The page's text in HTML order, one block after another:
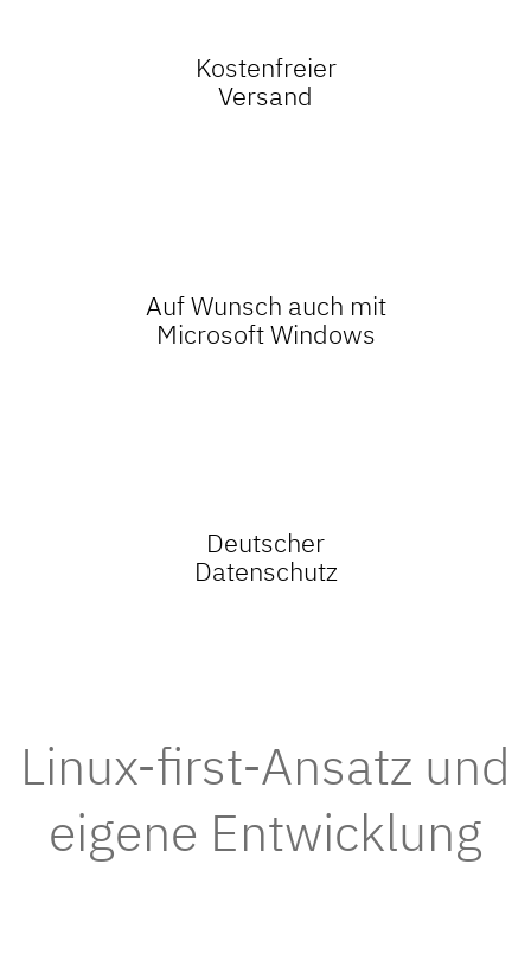
Kostenfreier
Versand
Auf Wunsch auch mit
Microsoft Windows
Deutscher
Datenschutz
Linux-first-Ansatz und
eigene Entwicklung